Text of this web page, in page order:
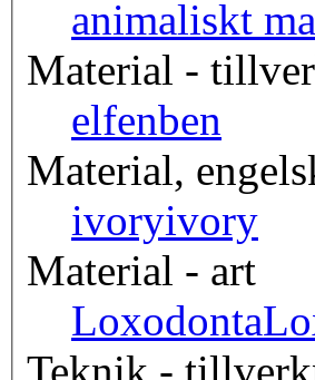
animaliskt
Material -
elfenben
Material,
ivoryivory
Material - art
Loxodonta